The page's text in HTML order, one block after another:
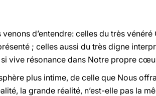
d’entendre: celles du très vénéré
; celles aussi du très digne
vive résonance dans Notre propre
plus intime, de celle que Nous
la grande réalité, n’est-elle pas la